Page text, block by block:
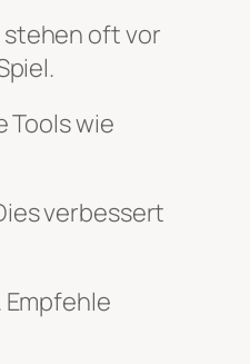
stehen oft vor
Tools wie
verbessert